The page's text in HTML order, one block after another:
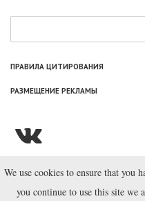
ПРАВИЛА ЦИТИРОВАНИЯ
РАЗМЕЩЕНИЕ РЕКЛАМЫ
© ООО
We use cookies to ensure that you
you continue to use this site we